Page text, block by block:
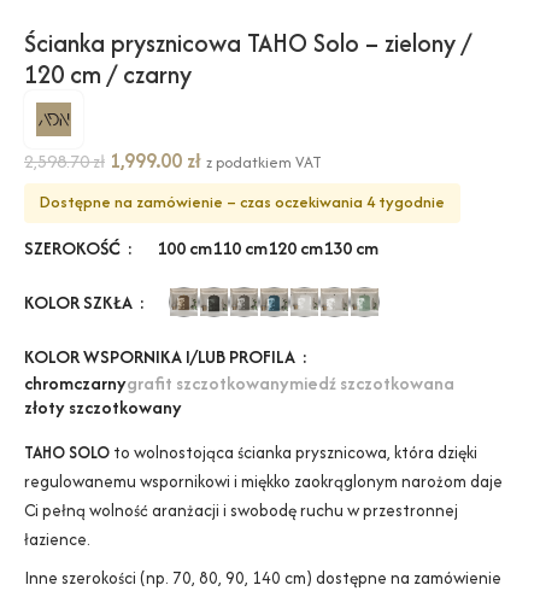
Ścianka prysznicowa TAHO Solo – zielony /
120 cm / czarny
2,598.70zł 1,999.00 zł z podatkiem VAT
Dostępne na zamówienie – czas oczekiwania 4 tygodnie
SZEROKOŚĆ 100 cm110 cm120 cm130 cm
KOLOR SZKŁA
KOLOR WSPORNIKA I/LUB PROFILA
chromczarnygrafit szczotkowanymiedź szczotkowana
złoty szczotkowany
TAHO SOLO to wolnostojąca ścianka prysznicowa, która dzięki
regulowanemu wspornikowi i miękko zaokrąglonym narożom daje
Ci pełną wolność aranżacji i swobodę ruchu w przestronnej
łazience.
Inne szerokości (np. 70, 80, 90, 140 cm) dostępne na zamówienie